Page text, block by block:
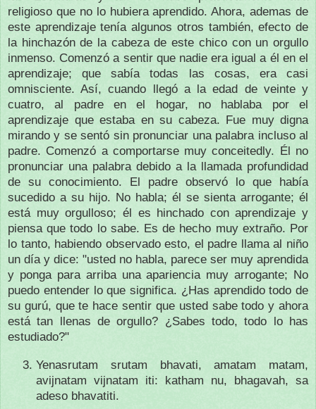
religioso que no lo hubiera aprendido.Ahora, ademas de
este aprendizaje tenía algunos otros también, efecto de
la hinchazón de la cabeza de este chico con un orgullo
inmenso. Comenzó a sentir que nadie era igual a él en el
aprendizaje;que sabía todas las cosas, era casi
omnisciente.Así, cuando llegó a la edad de veinte y
cuatro, al padre en el hogar, no hablaba por el
aprendizaje que estaba en su cabeza. Fue muy digna
mirando y se sentó sin pronunciar una palabra incluso al
padre.Comenzó a comportarse muy conceitedly. Él no
pronunciar una palabra debido a la llamada profundidad
de su conocimiento. El padre observó lo que había
sucedido a su hijo. No habla; él se sienta arrogante; él
está muy orgulloso; él es hinchado con aprendizaje y
piensa que todo lo sabe. Es de hecho muy extraño. Por
lo tanto, habiendo observado esto, el padre llama al niño
un día y dice: "usted no habla, parece ser muy aprendida
y ponga para arriba una apariencia muy arrogante; No
puedo entender lo que significa. ¿Has aprendido todo de
su gurú, que te hace sentir que usted sabe todo y ahora
está tan llenas de orgullo? ¿Sabes todo, todo lo has
estudiado?"
Yenasrutam srutam bhavati, amatam matam,
avijnatam vijnatam iti: katham nu, bhagavah, sa
adeso bhavatiti.